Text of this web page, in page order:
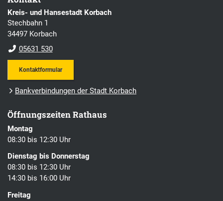
Kreis- und Hansestadt Korbach
Stechbahn 1
34497 Korbach
05631 530
Kontaktformular
Bankverbindungen der Stadt Korbach
Öffnungszeiten Rathaus
Montag
08:30 bis 12:30 Uhr
Dienstag bis Donnerstag
08:30 bis 12:30 Uhr
14:30 bis 16:00 Uhr
Freitag